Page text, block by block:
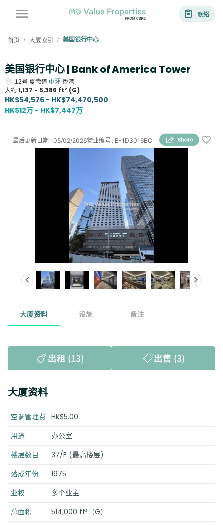
联络
首页 / 大厦索引 / 美国银行中心
美国银行中心 | Bank of America Tower
12号 夏悫道 中环香港
大约 1,137 - 5,386 ft² (G)
HK$54,576 - HK$74,470,500
HK$12万 - HK$7,447万
物业编号 : B-1D3016BC
最后更新日期 : 05/02/2026
大厦资料 设施 备注
出租 (13) 出售 (3)
大厦资料
空调管理费 HK$5.00
用途
办公室
楼层数目
37/F (最高楼层)
落成年份
1975
业权
多个业主
总面积
514,000 ft²（G）